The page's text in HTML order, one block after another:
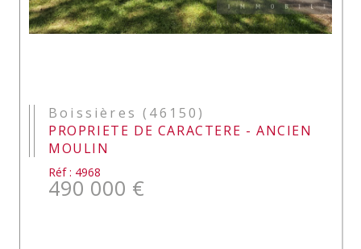
Boissières (46150)
PROPRIETE DE CARACTERE - ANCIEN
MOULIN
Réf : 4968
490 000 €